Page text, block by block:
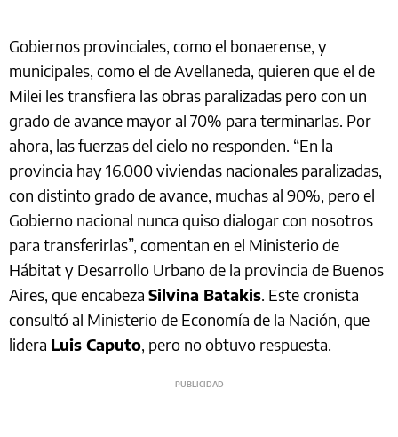
Gobiernos provinciales, como el bonaerense, y
municipales, como el de Avellaneda, quieren que el de
Milei les transfiera las obras paralizadas pero con un
grado de avance mayor al 70% para terminarlas. Por
ahora, las fuerzas del cielo no responden. “En la
provincia hay 16.000 viviendas nacionales paralizadas,
con distinto grado de avance, muchas al 90%, pero el
Gobierno nacional nunca quiso dialogar con nosotros
para transferirlas”, comentan en el Ministerio de
Hábitat y Desarrollo Urbano de la provincia de Buenos
Aires, que encabeza Silvina Batakis. Este cronista
consultó al Ministerio de Economía de la Nación, que
lidera Luis Caputo, pero no obtuvo respuesta.